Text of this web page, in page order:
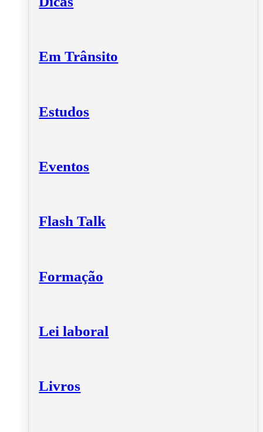
Em Trânsito
Estudos
Eventos
Flash Talk
Formação
Lei laboral
Livros